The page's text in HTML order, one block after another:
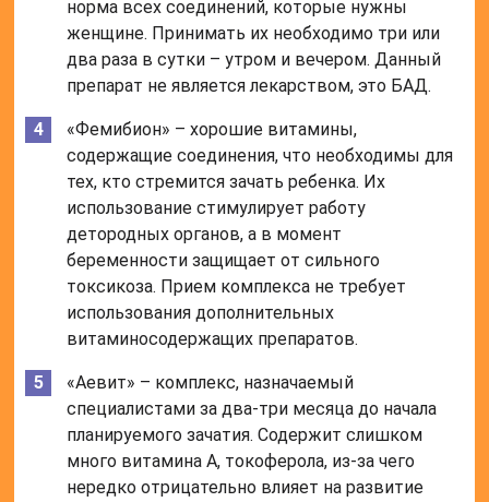
норма всех соединений, которые нужны
женщине. Принимать их необходимо три или
два раза в сутки – утром и вечером. Данный
препарат не является лекарством, это БАД.
«Фемибион» – хорошие витамины,
содержащие соединения, что необходимы для
тех, кто стремится зачать ребенка. Их
использование стимулирует работу
детородных органов, а в момент
беременности защищает от сильного
токсикоза. Прием комплекса не требует
использования дополнительных
витаминосодержащих препаратов.
«Аевит» – комплекс, назначаемый
специалистами за два-три месяца до начала
планируемого зачатия. Содержит слишком
много витамина А, токоферола, из-за чего
нередко отрицательно влияет на развитие